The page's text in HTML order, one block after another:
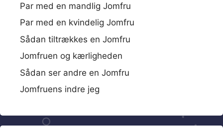
Par med en mandlig Jomfru
Par med en kvindelig Jomfru
Sådan tiltrækkes en Jomfru
Jomfruen og kærligheden
Sådan ser andre en Jomfru
Jomfruens indre jeg